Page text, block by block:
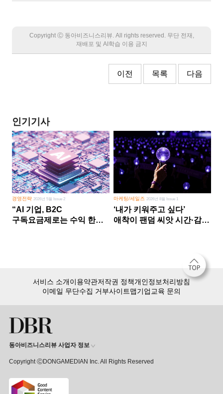
Copyright Ⓒ 동아비즈니스리뷰. All rights reserved. 무단 전재,
재배포 및 AI학습 이용 금지
이전 목록 다음
인기기사
경영전략 2026년 5월 Issue 2
“AI 기업, B2C
구독요금제로는 수익 한계
마케팅/세일즈 2026년 8월 Issue 1
‘내가 키워주고 싶다’
애착이 팬덤 씨앗 시간·감정
15,000여 건의 DBR 콘텐츠를
서비스 소개이용약관저작권 정책개인정보처리방침
이메일 무단수집 거부사이트맵기업교육 문의
동아비즈니스리뷰 사업자 정보
Copyright ⒸDONGAMEDIAN Inc. All Rights Reserved